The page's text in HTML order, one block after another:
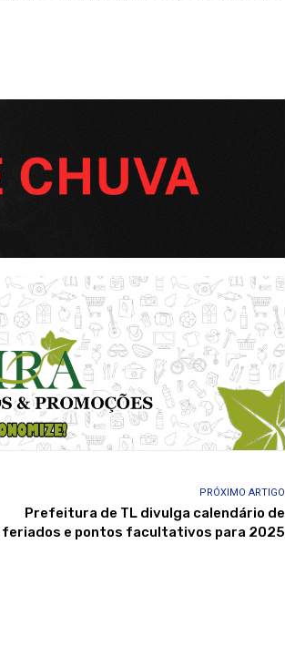
PRÓXIMO ARTIGO
Prefeitura de TL divulga calendário de
feriados e pontos facultativos para 2025